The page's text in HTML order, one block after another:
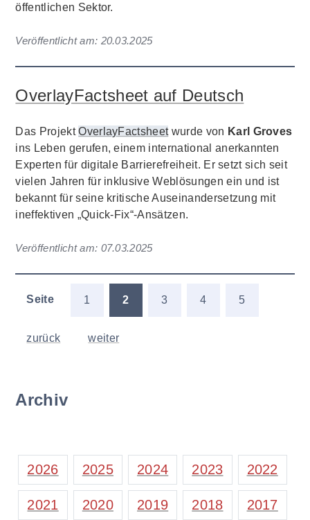
öffentlichen Sektor.
Veröffentlicht am: 20.03.2025
OverlayFactsheet auf Deutsch
Das ProjektOverlayFactsheetwurde von Karl Groves
ins Leben gerufen, einem international anerkannten
Experten für digitale Barrierefreiheit. Er setzt sich seit
vielen Jahren für inklusive Weblösungen ein und ist
bekannt für seine kritische Auseinandersetzung mit
ineffektiven „Quick-Fix“-Ansätzen.
Veröffentlicht am: 07.03.2025
Seite 1 2 3 4 5
zurück weiter
Archiv
2026 2025 2024 2023 2022
2021 2020 2019 2018 2017